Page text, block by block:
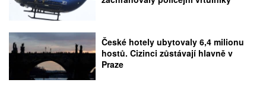
České hotely ubytovaly 6,4 milionu
hostů. Cizinci zůstávají hlavně v
Praze